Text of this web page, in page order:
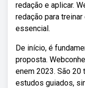
redação e aplicar.
redação para
essencial.
De início, é
proposta.
enem 2023. São 20
estudos guiados,